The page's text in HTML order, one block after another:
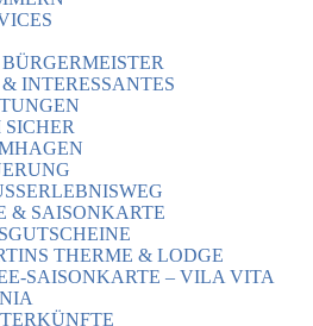
INTERESSANTES
& SAISONKARTE
THERME & LODGE
SAISONKARTE – VILA VITA